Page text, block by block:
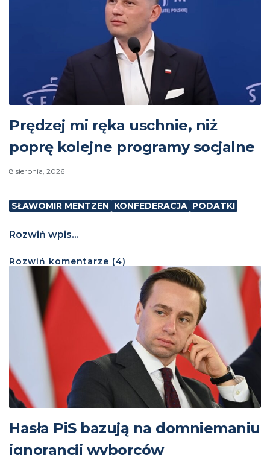
Prędzej mi ręka uschnie, niż
poprę kolejne programy socjalne
8 sierpnia, 2026
SŁAWOMIR MENTZEN KONFEDERACJA PODATKI
Rozwiń wpis...
Rozwiń komentarze (4)
Hasła PiS bazują na domniemaniu
ignorancji wyborców